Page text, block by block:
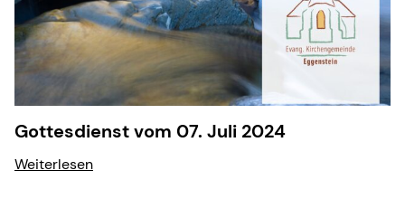
Gottesdienst vom 07. Juli 2024
Weiterlesen